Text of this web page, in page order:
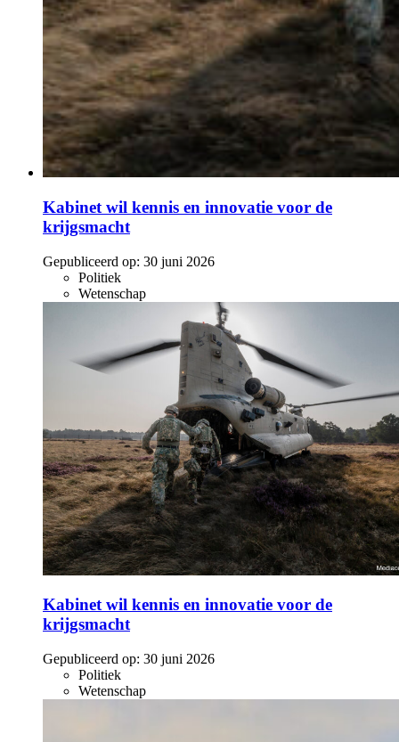
Kabinet wil kennis en innovatie voor de
krijgsmacht
Gepubliceerd op: 30 juni 2026
Politiek
Wetenschap
Kabinet wil kennis en innovatie voor de
krijgsmacht
Gepubliceerd op: 30 juni 2026
Politiek
Wetenschap